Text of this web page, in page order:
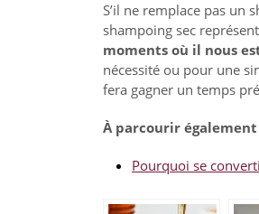
S’il ne remplace pas un
shampoing sec
moments où il nous
nécessité ou pour une
fera gagner un temps
À parcourir également
Pourquoi se